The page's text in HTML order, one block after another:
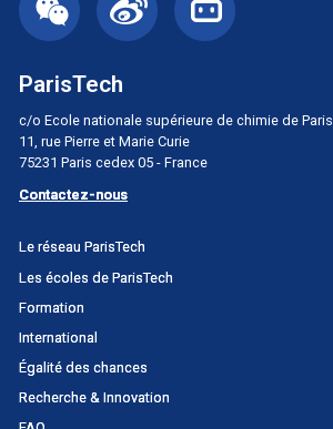
ParisTech
c/o Ecole nationale supérieure de chimie de Paris
11, rue Pierre et Marie Curie
75231 Paris cedex 05 - France
Contactez-nous
Menu
principal
Portail
Le réseau ParisTech
Les écoles de ParisTech
Formation
International
Égalité des chances
Recherche & Innovation